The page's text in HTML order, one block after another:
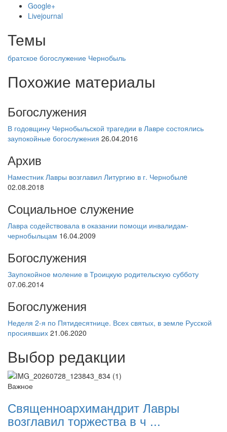
Google+
Livejournal
Темы
братское богослужение Чернобыль
Похожие материалы
Богослужения
В годовщину Чернобыльской трагедии в Лавре состоялись
заупокойные богослужения 26.04.2016
Архив
Наместник Лавры возглавил Литургию в г. Чернобылe
02.08.2018
Социальное служение
Лавра содействовала в оказании помощи инвалидам-
чернобыльцам 16.04.2009
Богослужения
Заупокойное моление в Троицкую родительскую субботу
07.06.2014
Богослужения
Неделя 2-я по Пятидесятнице. Всех святых, в земле Русской
просиявших 21.06.2020
Выбор редакции
Важное
Священноархимандрит Лавры
возглавил торжества в ч ...